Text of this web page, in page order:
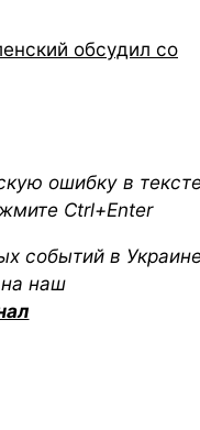
обсудил со
ошибку в
Ctrl+Enter
событий в
наш